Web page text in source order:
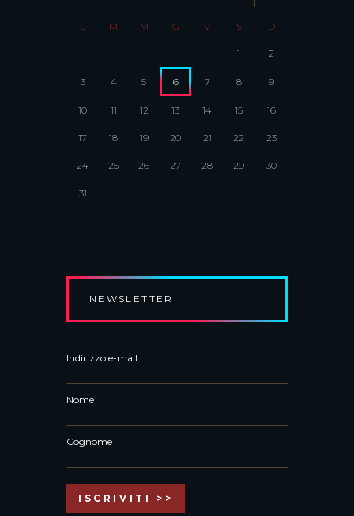
L M M G V S D
1 2
3 4 5 6 7 8 9
10 11 12 13 14 15 16
17 18 19 20 21 22 23
24 25 26 27 28 29 30
31
NEWSLETTER
Indirizzo e-mail:
Nome
Cognome